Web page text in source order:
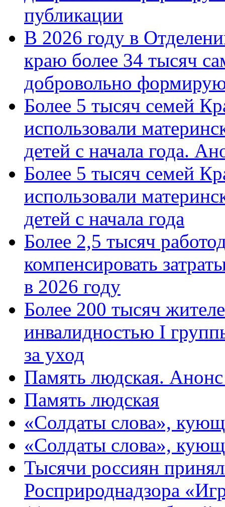
публикации
В 2026 году в
краю более 34 тысяч
добровольно
Более 5 тысяч семей
использовали
детей с начала года.
Более 5 тысяч семей
использовали
детей с начала года
Более 2,5 тысяч
компенсировать
в 2026 году
Более 200 тысяч
инвалидностью I
за уход
Память людская.
Память людская
«Солдаты слова»,
«Солдаты слова»,
Тысячи россиян
Росприроднадзора